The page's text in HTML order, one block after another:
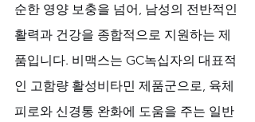
순한 영양 보충을 넘어, 남성의 전반적인
활력과 건강을 종합적으로 지원하는 제
품입니다. 비맥스는 GC녹십자의 대표적
인 고함량 활성비타민 제품군으로, 육체
피로와 신경통 완화에 도움을 주는 일반